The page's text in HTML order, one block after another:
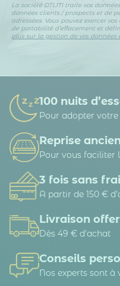
La société DTLM traite vos
données clients / prospects et de
adressées. Vous pouvez exercer
de portabilité d’effacement et
plus sur la gestion de vos données
100 nuits
Pour adopter
Reprise
Pour vous faciliter
3 fois sans
A partir de 150 €
Livraison
Dès 49 € d'achat
Conseils
Nos experts sont à